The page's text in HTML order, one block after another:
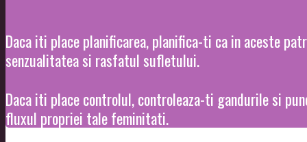
Daca iti place planificarea, planifica-ti ca in aceste
senzualitatea si rasfatul sufletului.
Daca iti place controlul, controleaza-ti gandurile si
fluxul propriei tale feminitati.